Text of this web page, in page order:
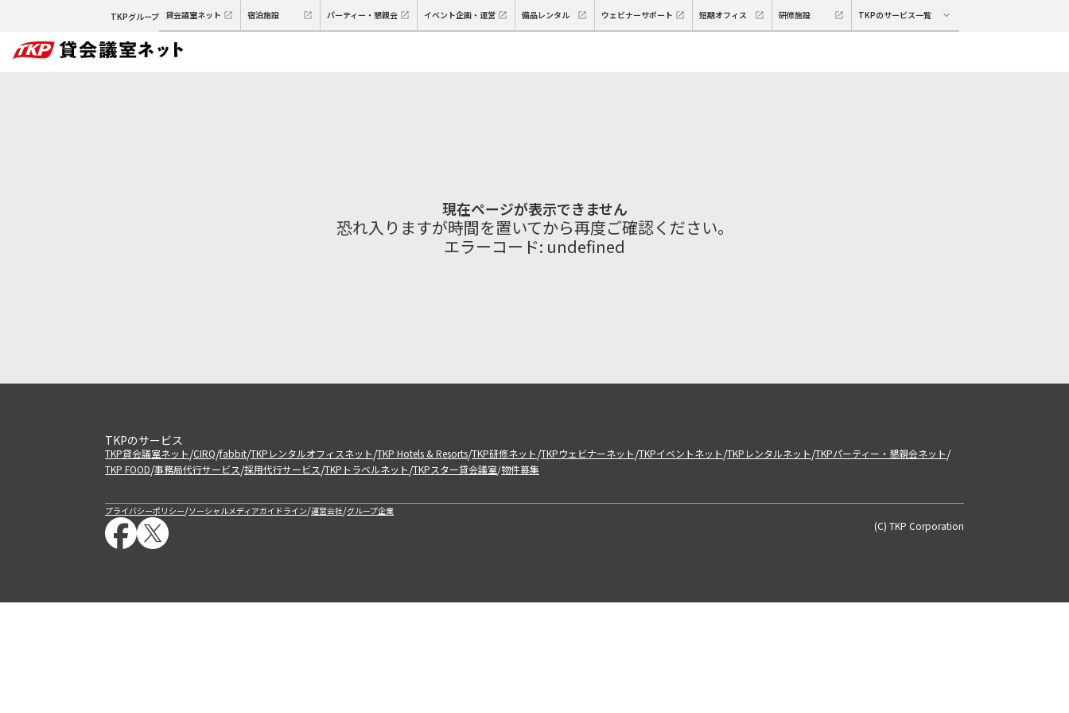
TKPグループ 貸会議室ネット 宿泊施設 パーティー・懇親会 イベント企画・運営 備品レンタル ウェビナーサポート 短期オフィス 研修施設 TKPのサービス一覧
現在ページが表示できません
恐れ入りますが時間を置いてから再度ご確認ください。
エラーコード: undefined
TKPのサービス
TKP貸会議室ネット/CIRQ/fabbit/TKPレンタルオフィスネット/TKP Hotels & Resorts/TKP研修ネット/TKPウェビナーネット/TKPイベントネット/TKPレンタルネット/TKPパーティー・懇親会ネット/
TKP FOOD/事務局代行サービス/採用代行サービス/TKPトラベルネット/TKPスター貸会議室/物件募集
プライバシーポリシー/ソーシャルメディアガイドライン/運営会社/グループ企業
(C) TKP Corporation